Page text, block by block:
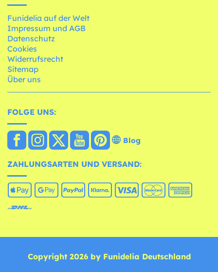
Funidelia auf der Welt
Impressum und AGB
Datenschutz
Cookies
Widerrufsrecht
Sitemap
Über uns
FOLGE UNS:
Blog
ZAHLUNGSARTEN UND VERSAND:
Copyright 2026 by Funidelia Deutschland